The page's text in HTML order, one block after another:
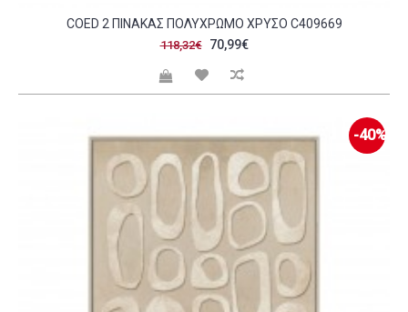
COED 2 ΠΙΝΑΚΑΣ ΠΟΛΥΧΡΩΜΟ ΧΡΥΣΟ C409669
118,32€ 70,99€
-40%